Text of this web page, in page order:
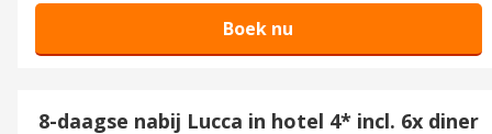
Boek nu
8-daagse nabij Lucca in hotel 4* incl. 6x diner